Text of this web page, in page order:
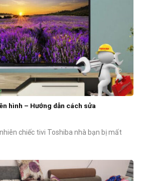
hình – Hướng dẫn cách sửa
chiếc tivi Toshiba nhà bạn bị mất